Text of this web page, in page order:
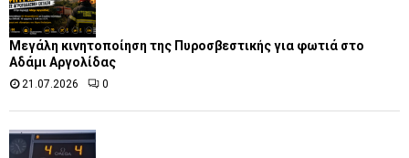
Μεγάλη κινητοποίηση της Πυροσβεστικής για φωτιά στο
Αδάμι Αργολίδας
21.07.2026 0